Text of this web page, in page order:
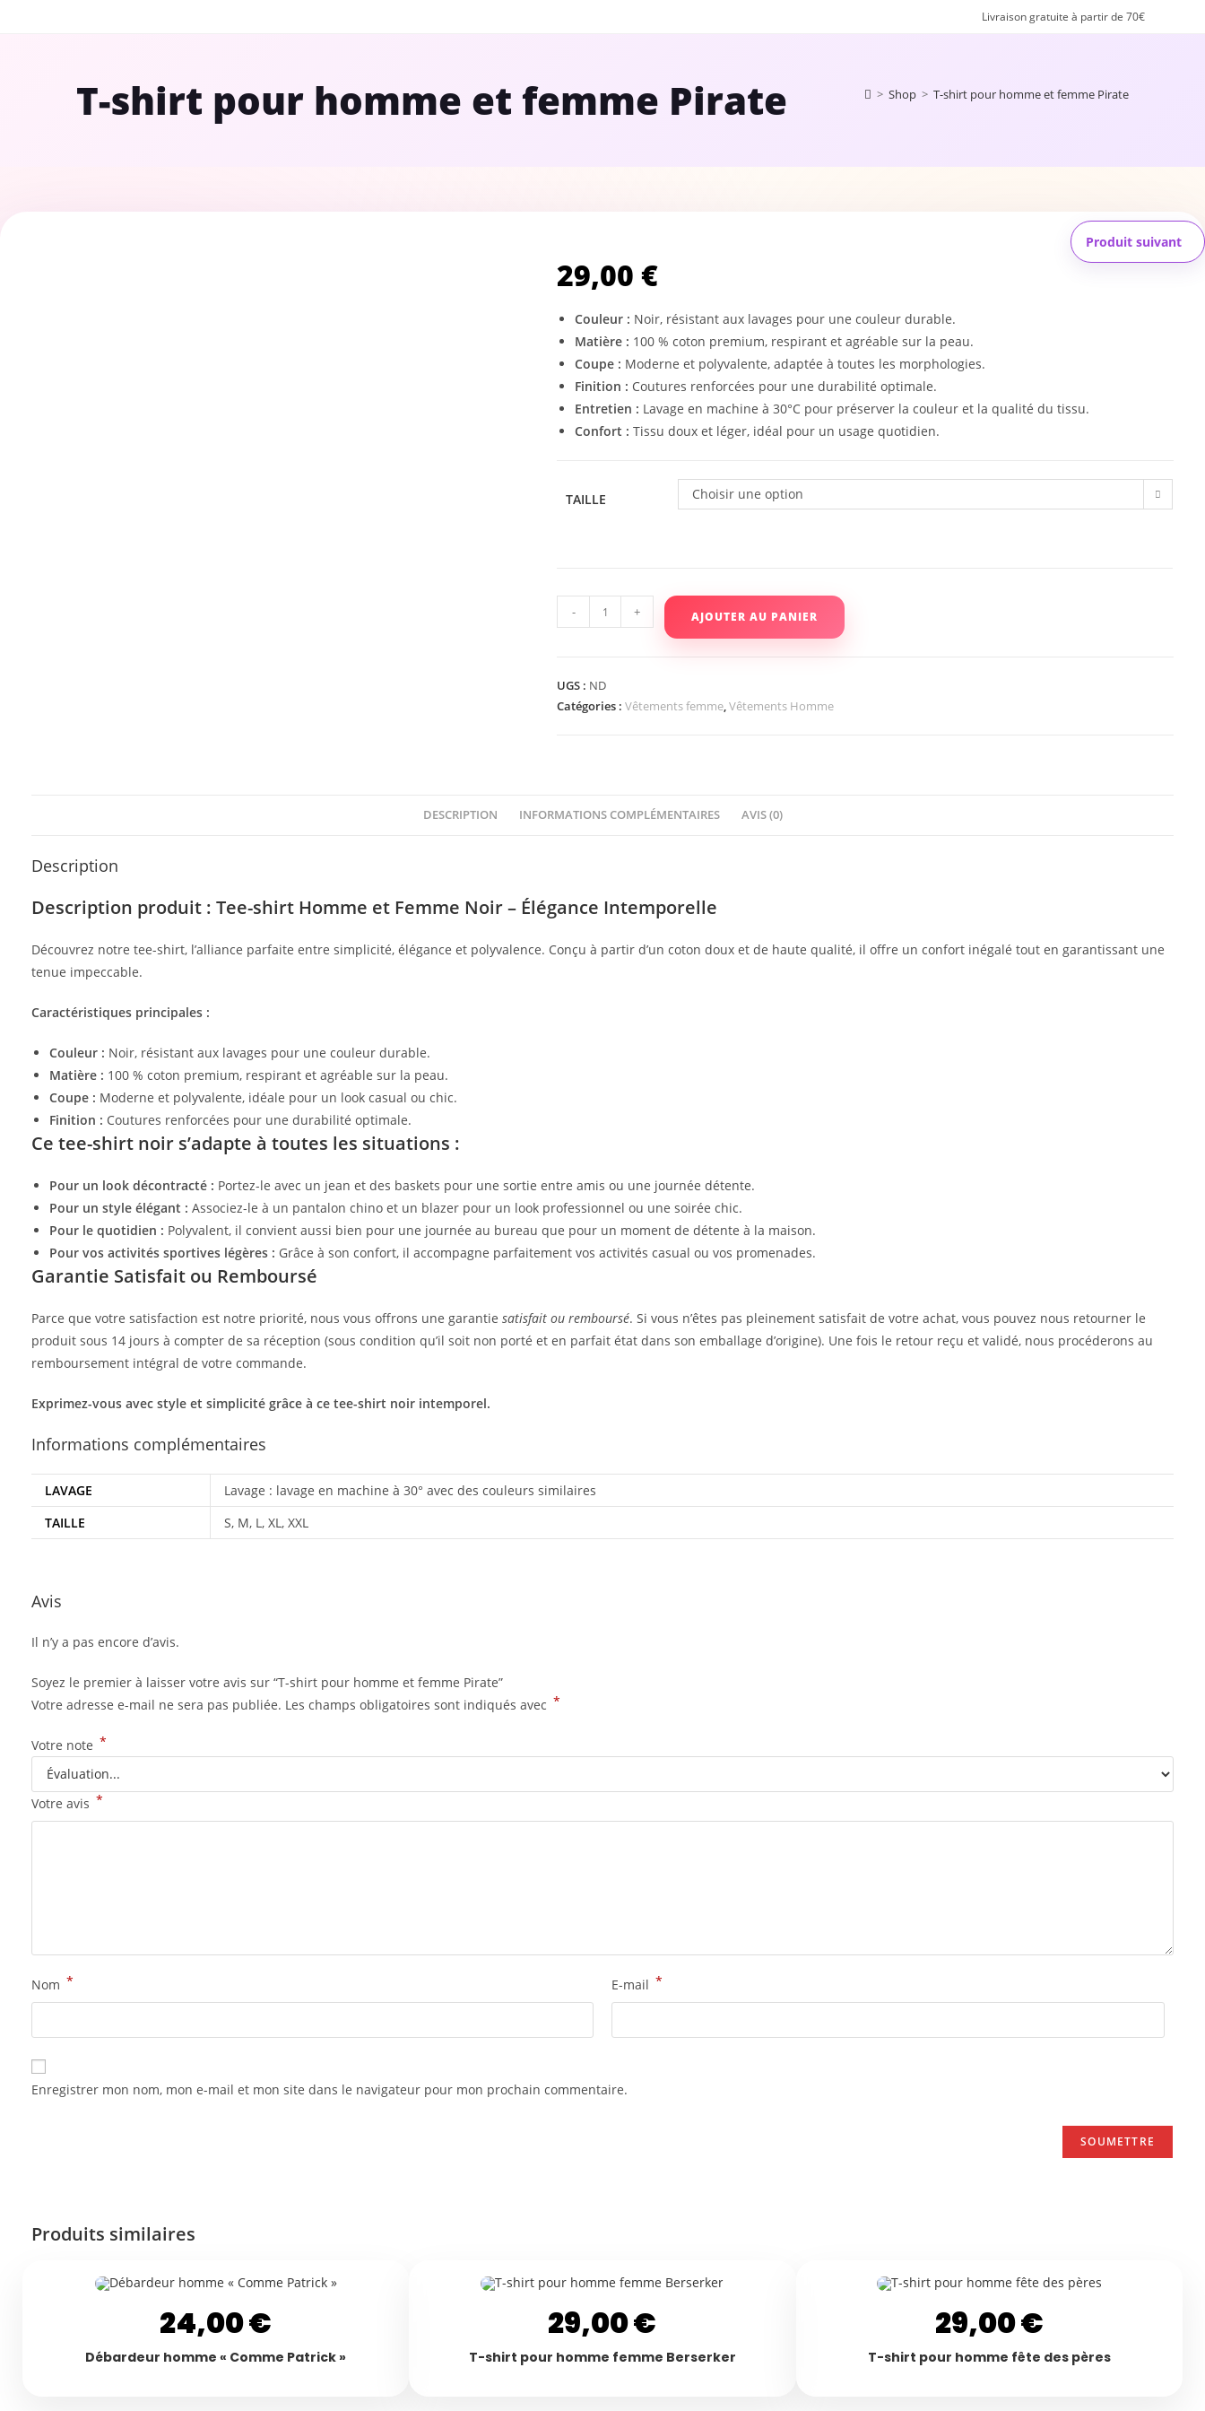
Livraison gratuite à partir de 70€
T-shirt pour homme et femme Pirate > Shop > T-shirt pour homme et femme Pirate
Produit suivant
29,00€
Couleur : Noir, résistant aux lavages pour une couleur durable.
Matière : 100 % coton premium, respirant et agréable sur la peau.
Coupe : Moderne et polyvalente, adaptée à toutes les morphologies.
Finition : Coutures renforcées pour une durabilité optimale.
Entretien : Lavage en machine à 30°C pour préserver la couleur et la qualité du tissu.
Confort : Tissu doux et léger, idéal pour un usage quotidien.
TAILLE Choisir une option
- + AJOUTER AU PANIER
UGS : ND
Catégories :Vêtements femme,Vêtements Homme
DESCRIPTION INFORMATIONS COMPLÉMENTAIRES AVIS (0)
Description
Description produit : Tee-shirt Homme et Femme Noir – Élégance Intemporelle
Découvrez notre tee-shirt, l’alliance parfaite entre simplicité, élégance et polyvalence. Conçu à partir d’un coton doux et de haute qualité, il offre un confort inégalé tout en garantissant une
tenue impeccable.
Caractéristiques principales :
Couleur : Noir, résistant aux lavages pour une couleur durable.
Matière : 100 % coton premium, respirant et agréable sur la peau.
Coupe : Moderne et polyvalente, idéale pour un look casual ou chic.
Finition : Coutures renforcées pour une durabilité optimale.
Ce tee-shirt noir s’adapte à toutes les situations :
Pour un look décontracté : Portez-le avec un jean et des baskets pour une sortie entre amis ou une journée détente.
Pour un style élégant : Associez-le à un pantalon chino et un blazer pour un look professionnel ou une soirée chic.
Pour le quotidien : Polyvalent, il convient aussi bien pour une journée au bureau que pour un moment de détente à la maison.
Pour vos activités sportives légères : Grâce à son confort, il accompagne parfaitement vos activités casual ou vos promenades.
Garantie Satisfait ou Remboursé
Parce que votre satisfaction est notre priorité, nous vous offrons une garantie satisfait ou remboursé. Si vous n’êtes pas pleinement satisfait de votre achat, vous pouvez nous retourner le
produit sous 14 jours à compter de sa réception (sous condition qu’il soit non porté et en parfait état dans son emballage d’origine). Une fois le retour reçu et validé, nous procéderons au
remboursement intégral de votre commande.
Exprimez-vous avec style et simplicité grâce à ce tee-shirt noir intemporel.
Informations complémentaires
LAVAGE
Lavage : lavage en machine à 30° avec des couleurs similaires
TAILLE
S, M, L, XL, XXL
Avis
Il n’y a pas encore d’avis.
Soyez le premier à laisser votre avis sur “T-shirt pour homme et femme Pirate”
Votre adresse e-mail ne sera pas publiée. Les champs obligatoires sont indiqués avec *
Votre note *
Votre avis *
Nom * E-mail *
Enregistrer mon nom, mon e-mail et mon site dans le navigateur pour mon prochain commentaire.
Produits similaires
24,00€
Débardeur homme « Comme Patrick »
29,00€
T-shirt pour homme femme Berserker
29,00€
T-shirt pour homme fête des pères